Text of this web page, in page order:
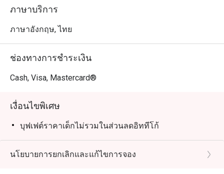
ภาษาบริการ
ภาษาอังกฤษ, ไทย
ช่องทางการชำระเงิน
Cash, Visa, Mastercard®
เงื่อนไขพิเศษ
บุฟเฟต์ราคาเด็กไม่รวมในส่วนลดอิททีโก้
นโยบายการยกเลิกและแก้ไขการจอง